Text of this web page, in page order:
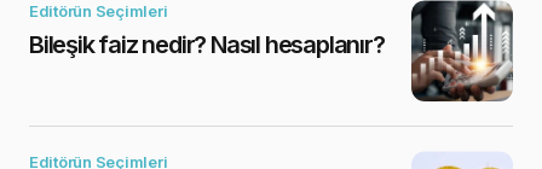
Editörün Seçimleri
Bileşik faiz nedir? Nasıl hesaplanır?
Editörün Seçimleri